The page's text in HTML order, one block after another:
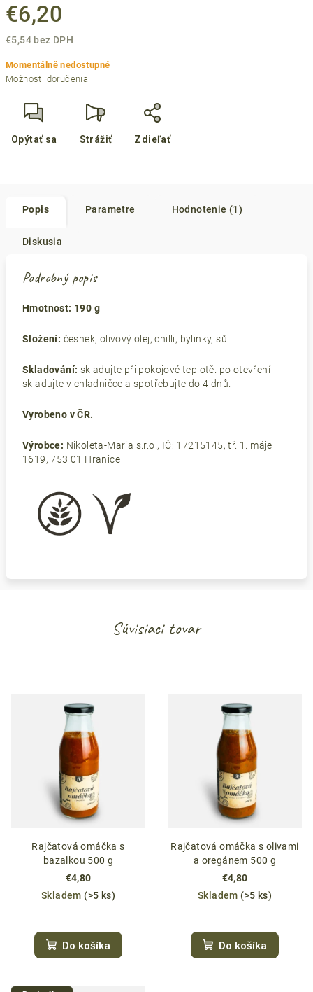
€6,20
€5,54 bez DPH
cena:
Momentálně nedostupné
Možnosti doručenia
Opýtať sa Strážiť Zdieľať
Popis Parametre Hodnotenie (1)
Diskusia
Podrobný popis
Hmotnost: 190 g
Složení: česnek, olivový olej, chilli, bylinky, sůl
Skladování: skladujte při pokojové teplotě. po otevření
skladujte v chladničce a spotřebujte do 4 dnů.
Vyrobeno v ČR.
Výrobce: Nikoleta-Maria s.r.o., IČ: 17215145, tř. 1. máje
1619, 753 01 Hranice
Súvisiaci tovar
Rajčatová omáčka s
bazalkou 500 g
€4,80
Skladem (>5 ks)
Do košíka
Rajčatová omáčka s olivami
a oregánem 500 g
€4,80
Skladem (>5 ks)
Do košíka